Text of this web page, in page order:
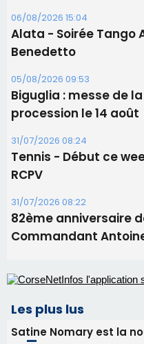
06/08/2026 15:04
Alata - Soirée Tango
Benedetto
05/08/2026 09:53
Biguglia : messe de
procession le 14 août
31/07/2026 08:24
Tennis - Début ce
RCPV
31/07/2026 08:22
82ème anniversaire
Commandant
Les plus lus
Satine Nomary est la